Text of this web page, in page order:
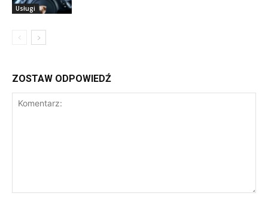
Usługi
ZOSTAW ODPOWIEDŹ